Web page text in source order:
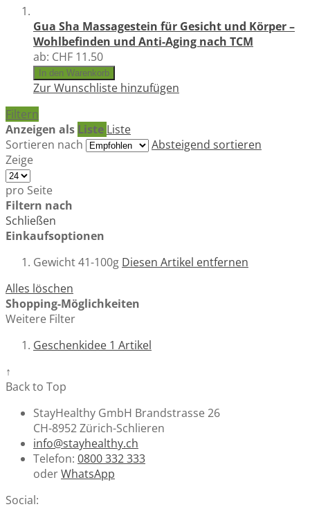
Gua Sha Massagestein für Gesicht und Körper –
Wohlbefinden und Anti-Aging nach TCM
ab: CHF 11.50
In den Warenkorb
Zur Wunschliste hinzufügen
Filtern
Anzeigen als Liste Liste
Sortieren nach
Absteigend sortieren
Zeige
pro Seite
Filtern nach
Schließen
Einkaufsoptionen
Gewicht41-100g Diesen Artikel entfernen
Alles löschen
Shopping-Möglichkeiten
Weitere Filter
Geschenkidee 1 Artikel
↑
Back to Top
StayHealthy GmbH Brandstrasse 26
CH-8952 Zürich-Schlieren
info@stayhealthy.ch
Telefon: 0800 332 333
oderWhatsApp
Social: